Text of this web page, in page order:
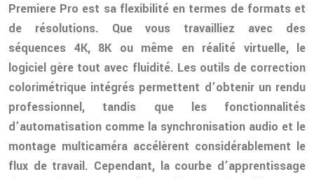
Premiere Pro est sa flexibilité en termes de formats et
de résolutions. Que vous travailliez avec des
séquences 4K, 8K ou même en réalité virtuelle, le
logiciel gère tout avec fluidité. Les outils de correction
colorimétrique intégrés permettent d’obtenir un rendu
professionnel, tandis que les fonctionnalités
d’automatisation comme la synchronisation audio et le
montage multicaméra accélèrent considérablement le
flux de travail. Cependant, la courbe d’apprentissage